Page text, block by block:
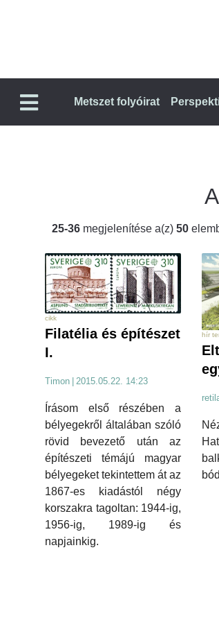
Metszet folyóirat
25-36 megjelenítése a(z) 50
cikk
Filatélia és építészet
I.
Timon | 2015.05.22. 14:23
Írásom első részében a
bélyegekről általában szóló
rövid bevezető után az
építészeti témájú magyar
bélyegeket tekintettem át az
1867-es kiadástól négy
korszakra tagoltan: 1944-ig,
1956-ig, 1989-ig és
napjainkig.
hír